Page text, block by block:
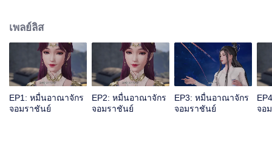
กีดกัน แต่โชคดีที่มีน้องสาวและท่านปู่อยู่เคียงข้างและมีพลังใหม่คอยช่วยเหลือ เขา
จึงดูดซับพลังจากผู้แข็งแกร่งสำเร็จ หลินเฟิงข้ามภยันตรายมากมาย เติบโตจน
กลายเป็นผู้แกร่งที่ผู้คนนับถือและก้าวขึ้นสู่จุดสูงสุด
เพลย์ลิส
EP1: หมื่นอาณาจักร
จอมราชันย์
EP2: หมื่นอาณาจักร
จอมราชันย์
EP3: หมื่นอาณาจักร
จอมราชันย์
จอ